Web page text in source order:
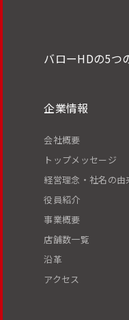
バローHDの5つ
企業情報
会社概要
トップメッセージ
経営理念・社名の由
役員紹介
事業概要
店舗数一覧
沿革
アクセス